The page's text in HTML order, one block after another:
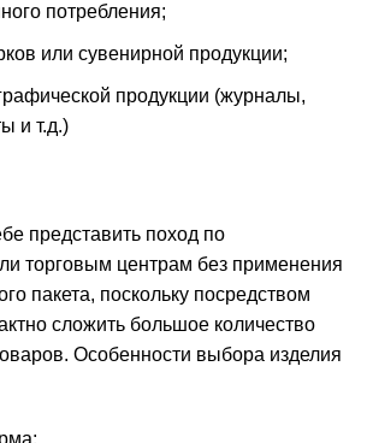
потребления;
или сувенирной продукции;
продукции (журналы,
и т.д.)
представить поход по
торговым центрам без применения
пакета, поскольку посредством
сложить большое количество
Особенности выбора изделия